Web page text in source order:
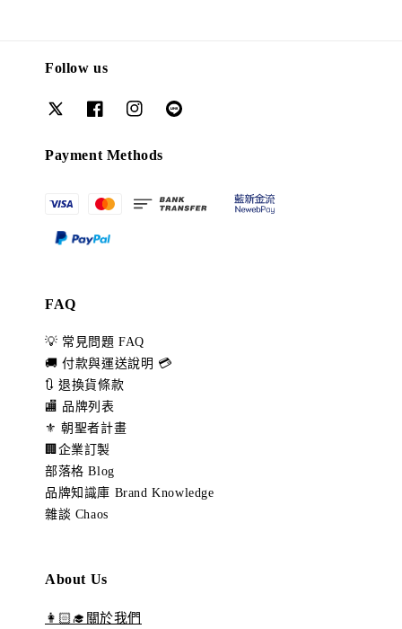
Follow us
Payment Methods
FAQ
💡 常見問題 FAQ
🚚 付款與運送說明 💳
🔃 退換貨條款
🏬 品牌列表
⚜️ 朝聖者計畫
🏢企業訂製
部落格 Blog
品牌知識庫 Brand Knowledge
雜談 Chaos
About Us
👩🏻‍🎓關於我們